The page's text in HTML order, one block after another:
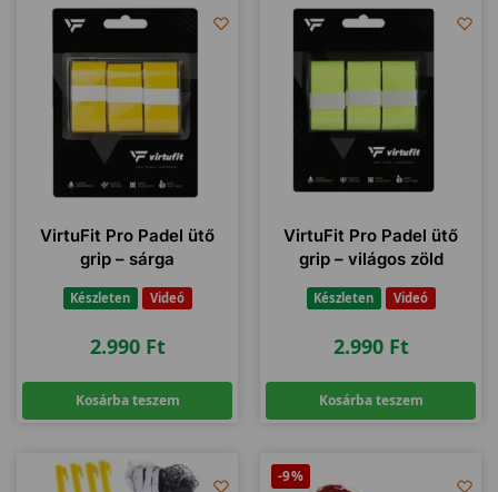
VirtuFit Pro Padel ütő
grip – sárga
Készleten Videó
2.990 Ft
Kosárba teszem
VirtuFit Pro Padel ütő
grip – világos zöld
Készleten Videó
2.990 Ft
Kosárba teszem
-9%